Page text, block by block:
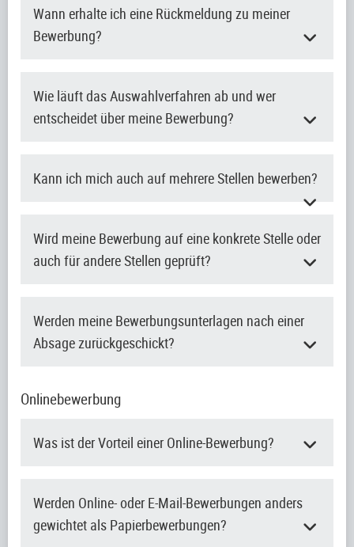
Wann erhalte ich eine Rückmeldung zu meiner
Bewerbung?
Wie läuft das Auswahlverfahren ab und wer
entscheidet über meine Bewerbung?
Kann ich mich auch auf mehrere Stellen bewerben?
Wird meine Bewerbung auf eine konkrete Stelle oder
auch für andere Stellen geprüft?
Werden meine Bewerbungsunterlagen nach einer
Absage zurückgeschickt?
Onlinebewerbung
Was ist der Vorteil einer Online-Bewerbung?
Werden Online- oder E-Mail-Bewerbungen anders
gewichtet als Papierbewerbungen?